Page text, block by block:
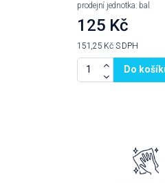
prodejní jednotka: bal
125 Kč
151,25 Kč S DPH
Do